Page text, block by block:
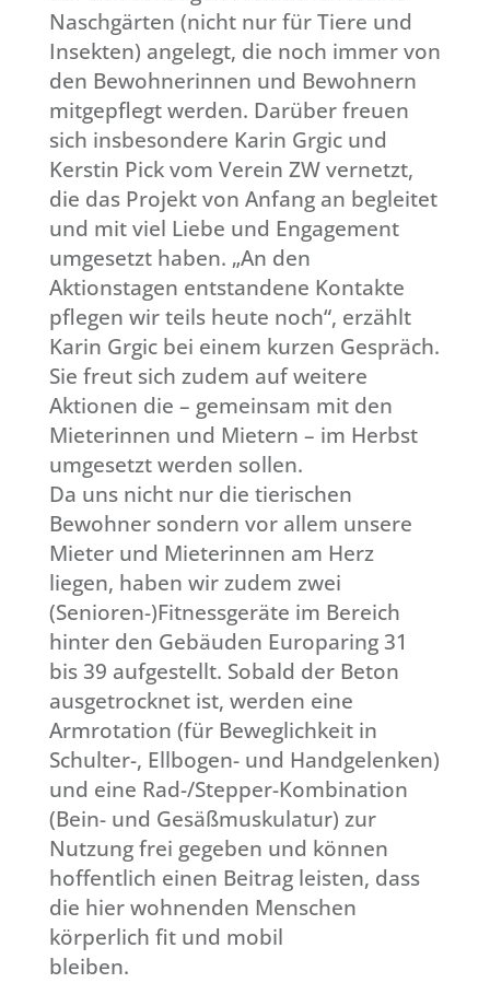
Naschgärten (nicht nur für Tiere und
Insekten) angelegt, die noch immer von
den Bewohnerinnen und Bewohnern
mitgepflegt werden. Darüber freuen
sich insbesondere Karin Grgic und
Kerstin Pick vom Verein ZW vernetzt,
die das Projekt von Anfang an begleitet
und mit viel Liebe und Engagement
umgesetzt haben. „An den
Aktionstagen entstandene Kontakte
pflegen wir teils heute noch“, erzählt
Karin Grgic bei einem kurzen Gespräch.
Sie freut sich zudem auf weitere
Aktionen die – gemeinsam mit den
Mieterinnen und Mietern – im Herbst
umgesetzt werden sollen.
Da uns nicht nur die tierischen
Bewohner sondern vor allem unsere
Mieter und Mieterinnen am Herz
liegen, haben wir zudem zwei
(Senioren-)Fitnessgeräte im Bereich
hinter den Gebäuden Europaring 31
bis 39 aufgestellt. Sobald der Beton
ausgetrocknet ist, werden eine
Armrotation (für Beweglichkeit in
Schulter-, Ellbogen- und Handgelenken)
und eine Rad-/Stepper-Kombination
(Bein- und Gesäßmuskulatur) zur
Nutzung frei gegeben und können
hoffentlich einen Beitrag leisten, dass
die hier wohnenden Menschen
körperlich fit und mobil
bleiben.
Sie sehen gerade einen Platzhalterinhalt von
Google Maps . Um auf den eigentlichen Inhalt
zuzugreifen, klicken Sie auf die Schaltfläche
unten. Bitte beachten Sie, dass dabei Daten an
Drittanbieter weitergegeben werden.
Mehr Informationen
Inhalt entsperren
Erforderlichen Service akzeptieren und
Inhalte entsperren